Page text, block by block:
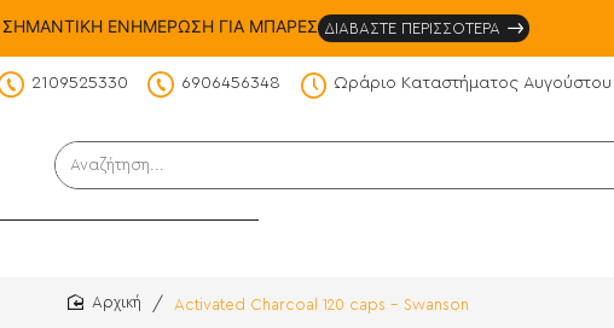
ΣΗΜΑΝΤΙΚΗ ΕΝΗΜΕΡΩΣΗ ΓΙΑ ΜΠΑΡΕΣ ΔΙΑΒΑΣΤΕ ΠΕΡΙΣΣΟΤΕΡΑ
2109525330 6906456348 Ωράριο Καταστήματος Αυγούστου
Αναζήτηση...
Activated Charcoal 120 caps - Swanson